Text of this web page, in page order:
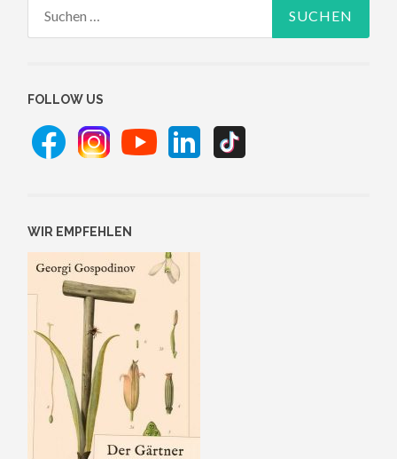
FOLLOW US
WIR EMPFEHLEN